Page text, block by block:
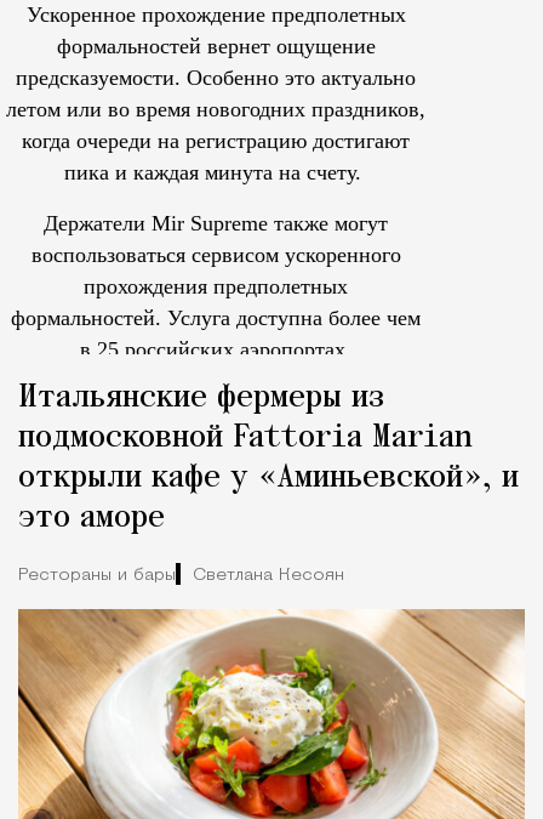
Ускоренное прохождение предполетных
формальностей вернет ощущение
предсказуемости. Особенно это актуально
летом или во время новогодних праздников,
когда очереди на регистрацию достигают
пика и каждая минута на счету.
Держатели Mir Supreme также могут
воспользоваться сервисом ускоренного
прохождения предполетных
формальностей. Услуга доступна более чем
в 25 российских аэропортах.
Итальянские фермеры из
подмосковной Fattoria Marian
открыли кафе у «Аминьевской», и
это аморе
Рестораны и бары Светлана Кесоян